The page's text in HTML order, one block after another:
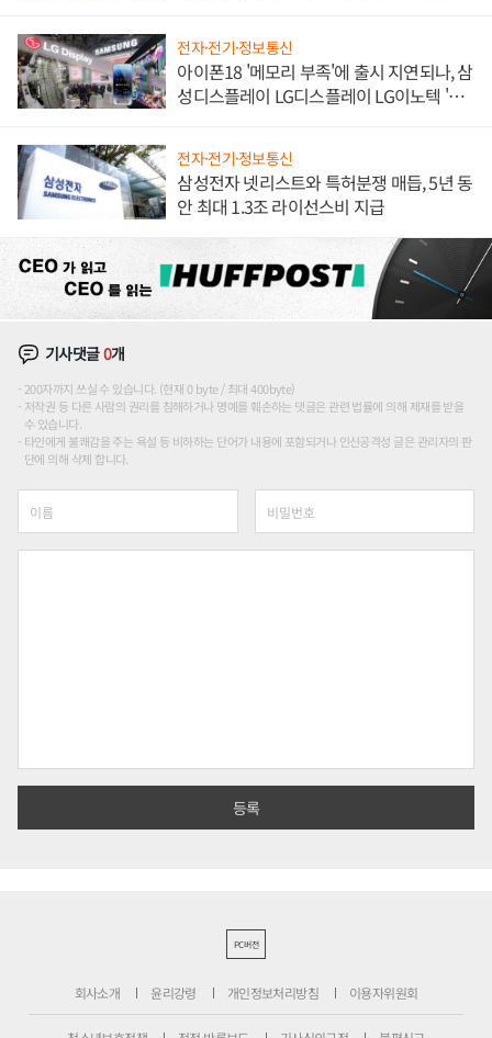
전자·전기·정보통신
아이폰18 '메모리 부족'에 출시 지연되나, 삼
성디스플레이 LG디스플레이 LG이노텍 '탈
전자·전기·정보통신
삼성전자 넷리스트와 특허분쟁 매듭, 5년 동
안 최대 1.3조 라이선스비 지급
기사댓글0개
200자까지 쓰실 수 있습니다. (현재 0 byte / 최대 400byte)
저작권 등 다른 사람의 권리를 침해하거나 명예를 훼손하는 댓글은 관련 법률에 의해 제재를 받을
수 있습니다.
타인에게 불쾌감을 주는 욕설 등 비하하는 단어가 내용에 포함되거나 인신공격성 글은 관리자의 판
단에 의해 삭제 합니다.
PC버전
회사소개 윤리강령 개인정보처리방침 이용자위원회